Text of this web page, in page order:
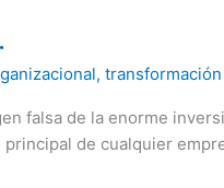
,transformación
falsa de la enorme
de cualquier